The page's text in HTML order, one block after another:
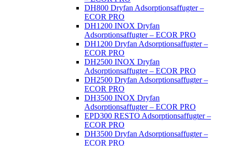
DH800 Dryfan Adsorptionsaffugter –
ECOR PRO
DH1200 INOX Dryfan
Adsorptionsaffugter – ECOR PRO
DH1200 Dryfan Adsorptionsaffugter –
ECOR PRO
DH2500 INOX Dryfan
Adsorptionsaffugter – ECOR PRO
DH2500 Dryfan Adsorptionsaffugter –
ECOR PRO
DH3500 INOX Dryfan
Adsorptionsaffugter – ECOR PRO
EPD300 RESTO Adsorptionsaffugter –
ECOR PRO
DH3500 Dryfan Adsorptionsaffugter –
ECOR PRO